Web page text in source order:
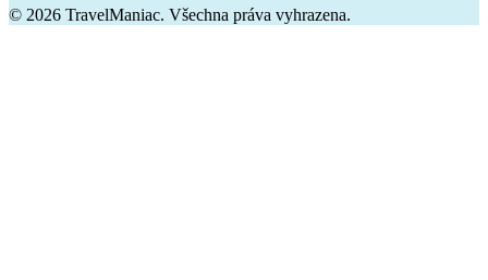
© 2026 TravelManiac. Všechna práva vyhrazena.